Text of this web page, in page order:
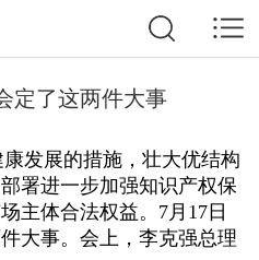
定了这两件大事
发展的措施，壮大优结构
署进一步加强知识产权保
主体合法权益。7月17日
大事。会上，李克强总理